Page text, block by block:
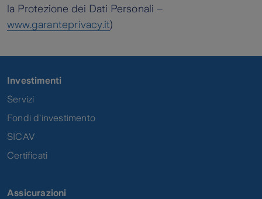
la Protezione dei Dati Personali –
www.garanteprivacy.it)
Investimenti
Servizi
Fondi d'investimento
SICAV
Certificati
Assicurazioni